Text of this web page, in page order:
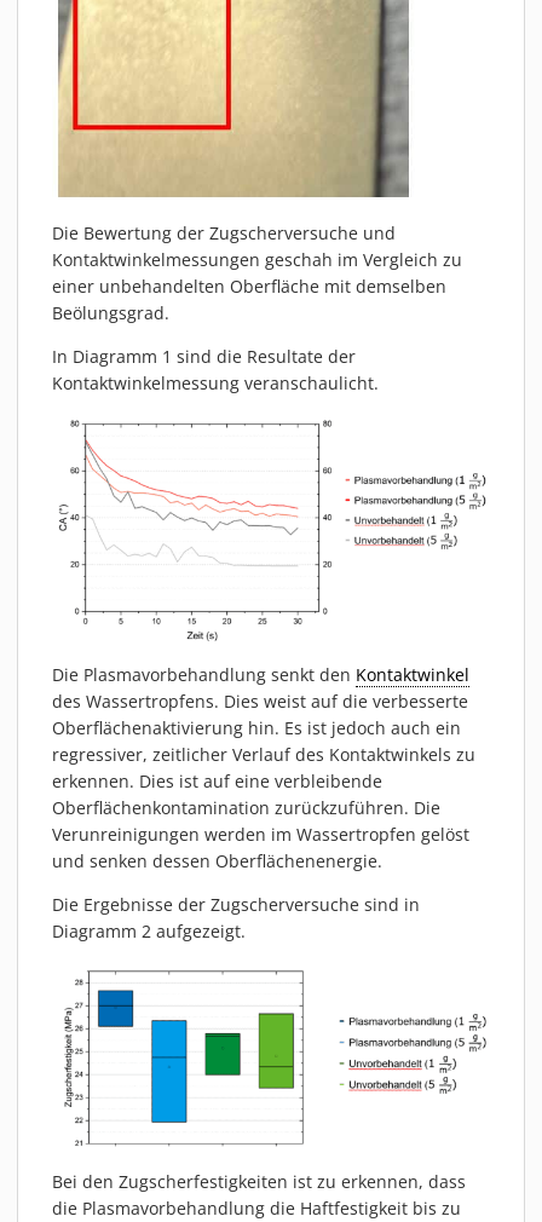
Die Bewertung der Zugscherversuche und
Kontaktwinkelmessungen geschah im Vergleich zu
einer unbehandelten Oberfläche mit demselben
Beölungsgrad.
In Diagramm 1 sind die Resultate der
Kontaktwinkelmessung veranschaulicht.
Die Plasmavorbehandlung senkt den Kontaktwinkel
des Wassertropfens. Dies weist auf die verbesserte
Oberflächenaktivierung hin. Es ist jedoch auch ein
regressiver, zeitlicher Verlauf des Kontaktwinkels zu
erkennen. Dies ist auf eine verbleibende
Oberflächenkontamination zurückzuführen. Die
Verunreinigungen werden im Wassertropfen gelöst
und senken dessen Oberflächenenergie.
Die Ergebnisse der Zugscherversuche sind in
Diagramm 2 aufgezeigt.
Bei den Zugscherfestigkeiten ist zu erkennen, dass
die Plasmavorbehandlung die Haftfestigkeit bis zu